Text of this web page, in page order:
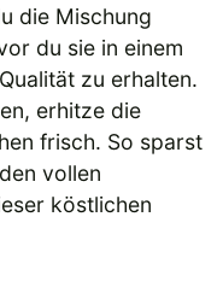
die Mischung
du sie in einem
zu erhalten.
erhitze die
frisch. So sparst
vollen
köstlichen